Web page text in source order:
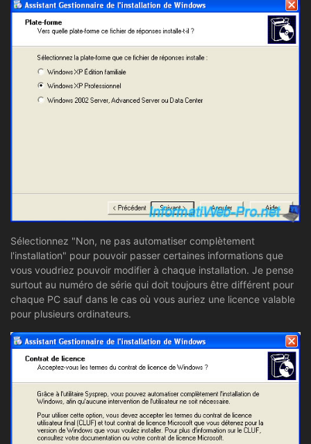
Sélectionnez "Non, ne pas automatiser complètement
l'installation" pour pouvoir passer certaines informations que
vous voudriez pouvoir modifier à chaque installation. Je pense
surtout au numéro de série qui doit toujours être différent pour
chaque PC sauf dans le cas où vous auriez une licence valable
pour plusieurs ordinateurs.